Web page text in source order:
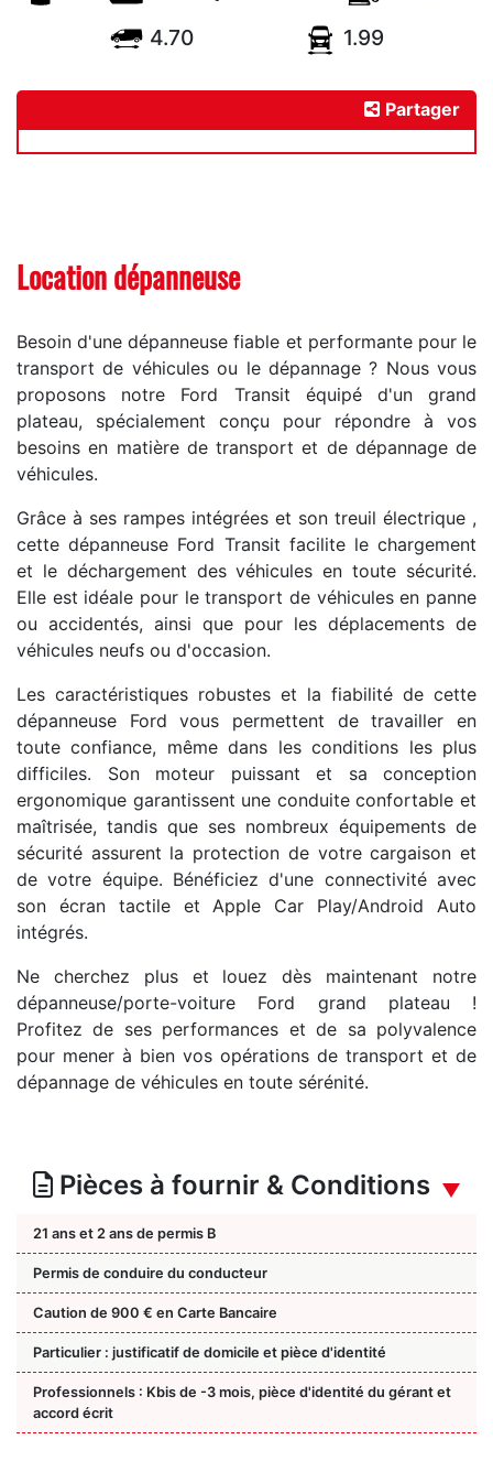
4.70
1.99
Partager
Location dépanneuse
Besoin d'une dépanneuse fiable et performante pour le
transport de véhicules ou le dépannage ? Nous vous
proposons notre Ford Transit équipé d'un grand
plateau, spécialement conçu pour répondre à vos
besoins en matière de transport et de dépannage de
véhicules.
Grâce à ses rampes intégrées et son treuil électrique ,
cette dépanneuse Ford Transit facilite le chargement
et le déchargement des véhicules en toute sécurité.
Elle est idéale pour le transport de véhicules en panne
ou accidentés, ainsi que pour les déplacements de
véhicules neufs ou d'occasion.
Les caractéristiques robustes et la fiabilité de cette
dépanneuse Ford vous permettent de travailler en
toute confiance, même dans les conditions les plus
difficiles. Son moteur puissant et sa conception
ergonomique garantissent une conduite confortable et
maîtrisée, tandis que ses nombreux équipements de
sécurité assurent la protection de votre cargaison et
de votre équipe. Bénéficiez d'une connectivité avec
son écran tactile et Apple Car Play/Android Auto
intégrés.
Ne cherchez plus et louez dès maintenant notre
dépanneuse/porte-voiture Ford grand plateau !
Profitez de ses performances et de sa polyvalence
pour mener à bien vos opérations de transport et de
dépannage de véhicules en toute sérénité.
Pièces à fournir & Conditions
21 ans et 2 ans de permis B
Permis de conduire du conducteur
Caution de 900 € en Carte Bancaire
Particulier : justificatif de domicile et pièce d'identité
Professionnels : Kbis de -3 mois, pièce d'identité du gérant et
accord écrit